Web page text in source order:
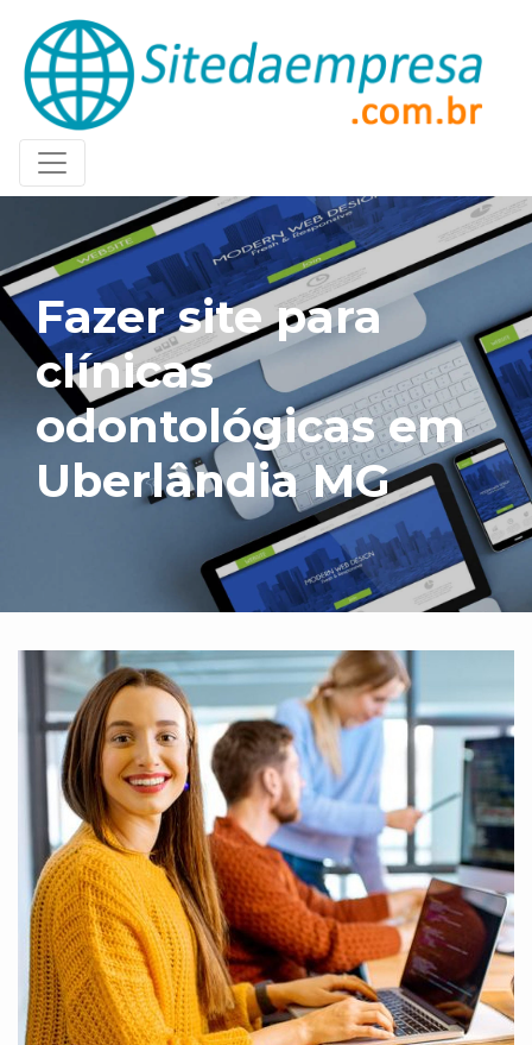
Fazer site para
clínicas
odontológicas em
Uberlândia MG